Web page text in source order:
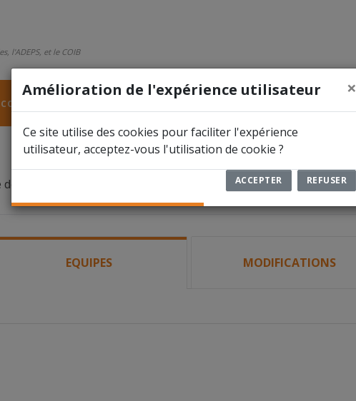
l'ADEPS, et le COIB
COMPÉTITIONS
Football en Salle
EQUIPES MODIFICATIONS
Amélioration de l'expérience utilisateur ×
Ce site utilise des cookies pour faciliter l'expérience
utilisateur, acceptez-vous l'utilisation de cookie ?
ACCEPTER REFUSER